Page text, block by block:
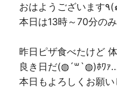
本日は13時～70分の
昨日ピザ食べたけど
良き日だ(◍´꒳`◍)ﾎﾜｧ
本日もよろしくお願